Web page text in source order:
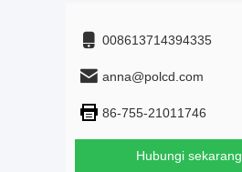
008613714394335
anna@polcd.com
86-755-21011746
Hubungi sekarang